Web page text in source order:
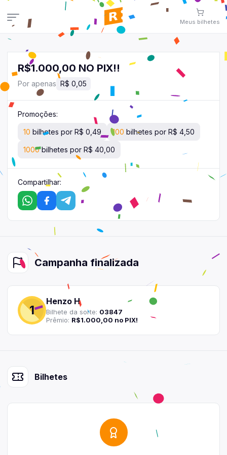
Veja aqui bilhetes
Campanhas
Veja todas as campanhas disponíveis
Consultar pedidos
Veja todos os seus pedidos
Área de afiliados
Fale conosco pelo WhatsApp
Meus bilhetes
R$1.000,00 NO PIX!!
Por apenas R$ 0,05
Promoções:
10 bilhetes por R$ 0,49 100 bilhetes por R$ 4,50
1000bilhetes por R$ 40,00
Compartilhar:
Campanha finalizada
1
Henzo H
Bilhete da sorte: 03847
Prêmio: R$1.000,00 no PIX!
Bilhetes